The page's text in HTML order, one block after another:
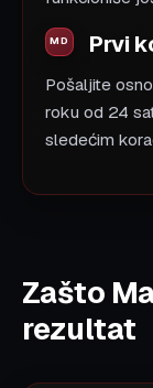
Prvi
Pošaljite
roku od 24
sledećim
Zašto
rezultat